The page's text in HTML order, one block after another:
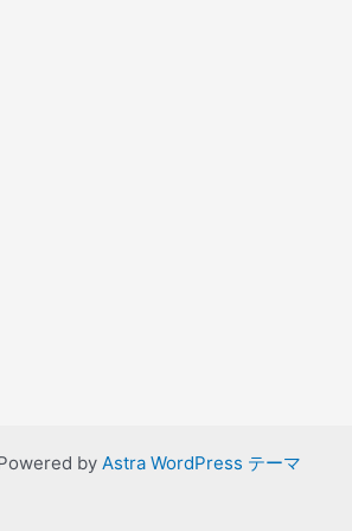
by Astra WordPress テーマ